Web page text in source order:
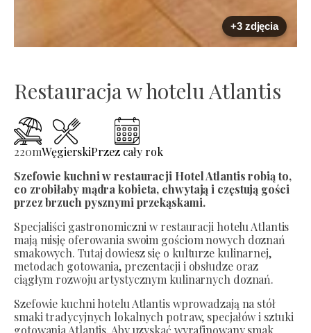
+3 zdjęcia
Restauracja w hotelu Atlantis
220mWęgierskiPrzez cały rok
Szefowie kuchni w restauracji Hotel Atlantis robią to,
co zrobiłaby mądra kobieta, chwytają i częstują gości
przez brzuch pysznymi przekąskami.
Specjaliści gastronomiczni w restauracji hotelu Atlantis
mają misję oferowania swoim gościom nowych doznań
smakowych. Tutaj dowiesz się o kulturze kulinarnej,
metodach gotowania, prezentacji i obsłudze oraz
ciągłym rozwoju artystycznym kulinarnych doznań.
Szefowie kuchni hotelu Atlantis wprowadzają na stół
smaki tradycyjnych lokalnych potraw, specjałów i sztuki
gotowania Atlantis. Aby uzyskać wyrafinowany smak